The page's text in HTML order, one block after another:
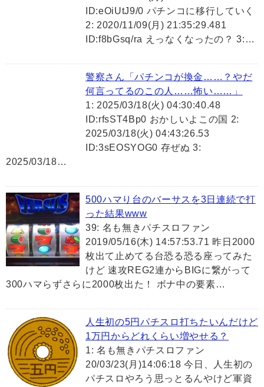
ID:eOiUtJ9/0 パチンコに移行していく
2: 2020/11/09(月) 21:35:29.481
ID:f8bGsq/ra えっなくなったの？ 3:…
警察さん「パチンコが換金……？やだ
何言ってるのこの人……怖い……」
1: 2025/03/18(火) 04:30:40.48
ID:rfsST4Bp0 おかしいよこの国 2:
2025/03/18(火) 04:43:26.53
ID:3sEOSYOG0 存ぜぬ 3:
2025/03/18…
500ハマり台のバーサスを3日連続で打
った結果www
39: 名も無きパチスロファン
2019/05/16(木) 14:57:53.71 昨日2000
枚出て止めてる台恐る恐る座ってみた
けど 速攻REG2連からBIGに繋がって
300ハマらずさらに2000枚出た！ ボナ中の要素…
人生初の5円パチスロ打ちたいんだけど
1万円からどれくらい増やせる？
1: 名も無きパチスロファン
20/03/23(月)14:06:18 今日、人生初の
パチスロやろう思っとるんやけど軍資